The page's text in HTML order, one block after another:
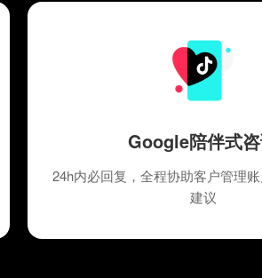
Google陪伴式
24h内必回复，全程协助客户管理
建议